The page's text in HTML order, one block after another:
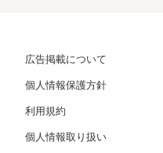
広告掲載について
個人情報保護方針
利用規約
個人情報取り扱い